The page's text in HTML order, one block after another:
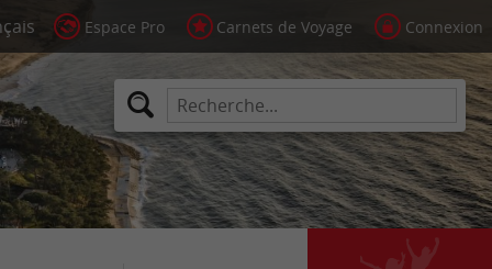
Espace Pro Carnets de Voyage Connexion